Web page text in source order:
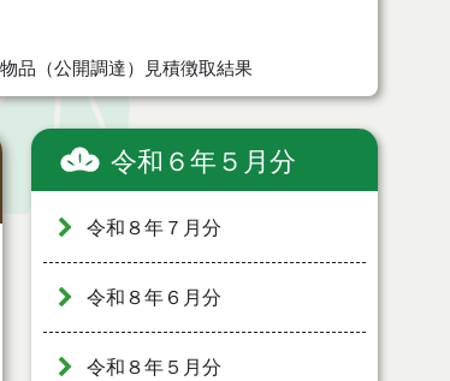
品（公開調達）見積徴取結果
令和６年５月分
令和８年７月分
令和８年６月分
令和８年５月分